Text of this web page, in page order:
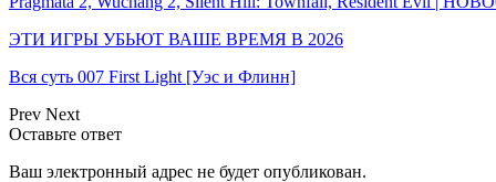
ЭТИ ИГРЫ УБЬЮТ ВАШЕ ВРЕМЯ В 2026
Вся суть 007 First Light [Уэс и Флинн]
Prev Next
Оставьте ответ
Ваш электронный адрес не будет опубликован.